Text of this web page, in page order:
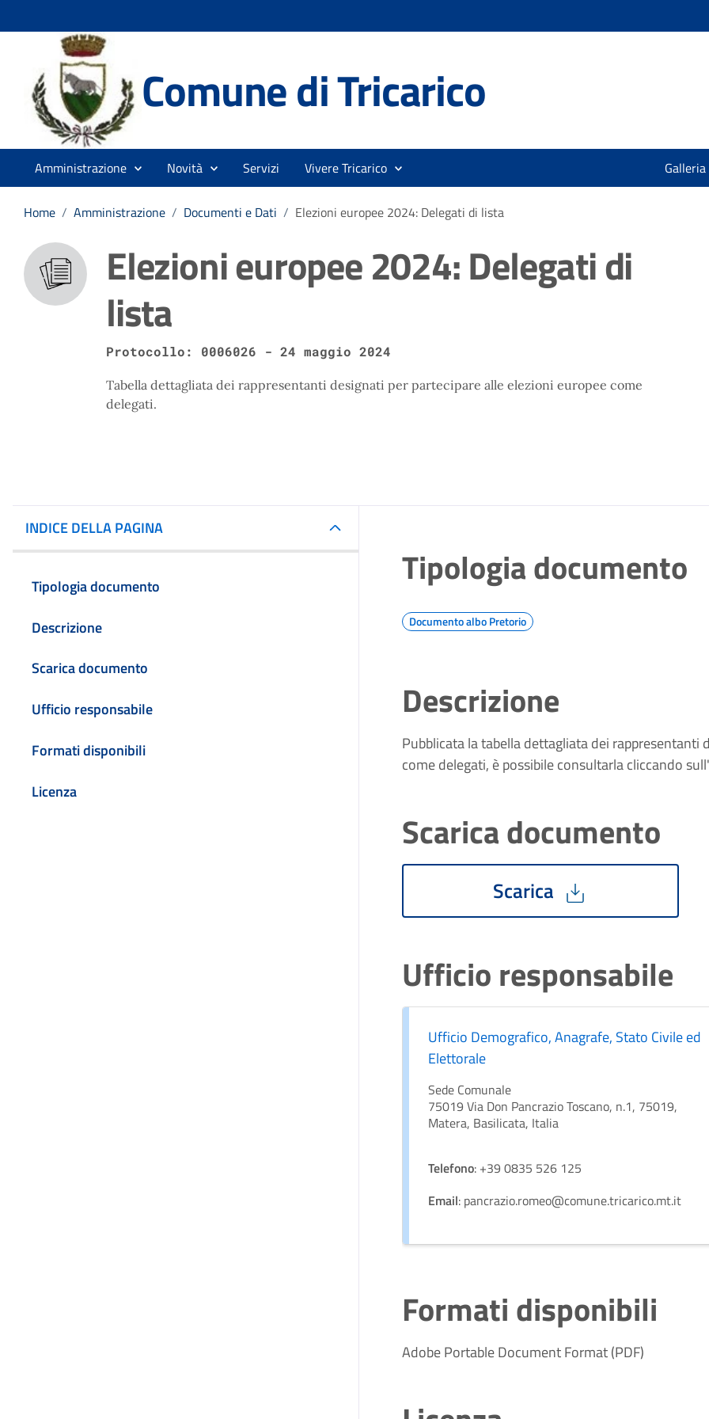
Comune di Tricarico
Amministrazione Novità Servizi Vivere Tricarico Galleria
Home / Amministrazione / Documenti e Dati / Elezioni europee 2024: Delegati di lista
Elezioni europee 2024: Delegati di
lista
Protocollo: 0006026 - 24 maggio 2024
Tabella dettagliata dei rappresentanti designati per partecipare alle elezioni europee come
delegati.
INDICE DELLA PAGINA
Tipologia documento
Descrizione
Scarica documento
Ufficio responsabile
Formati disponibili
Licenza
Tipologia documento
Documento albo Pretorio
Descrizione
Pubblicata la tabella dettagliata dei rappresentanti
come delegati, è possibile consultarla cliccando
Scarica documento
Scarica
Ufficio responsabile
Ufficio Demografico, Anagrafe, Stato Civile ed
Elettorale
Sede Comunale
75019 Via Don Pancrazio Toscano, n.1, 75019,
Matera, Basilicata, Italia
Telefono: +39 0835 526 125
Email: pancrazio.romeo@comune.tricarico.mt.it
Formati disponibili
Adobe Portable Document Format (PDF)